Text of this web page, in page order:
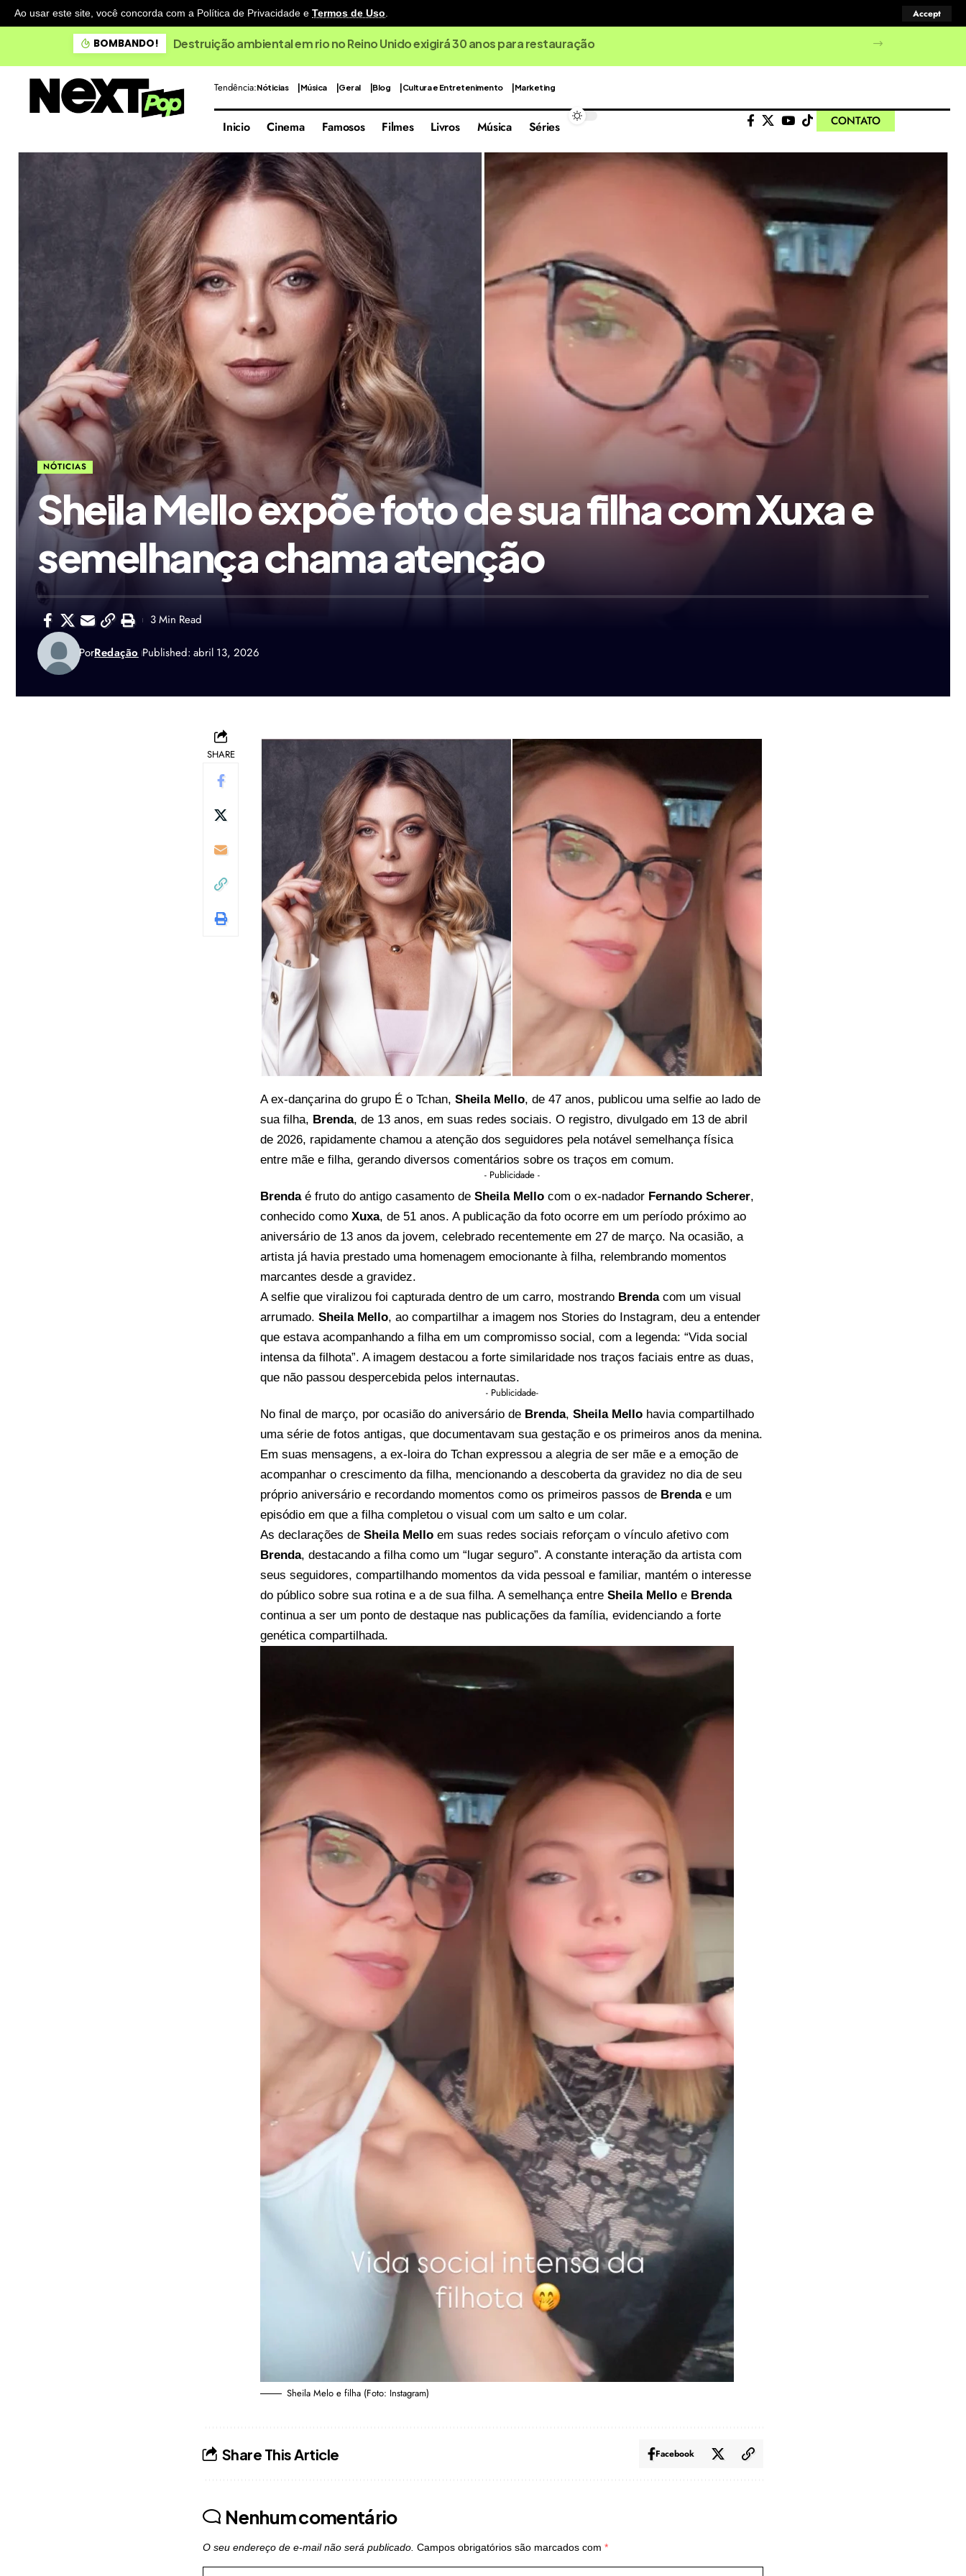
Ao usar este site, você concorda com a Política de Privacidade e Termos de Uso. Accept
BOMBANDO! Destruição ambiental em rio no Reino Unido exigirá 30 anos para restauração
Tendência:Nóticias Música Geral Blog Cultura e Entretenimento Marketing
Inicio Cinema Famosos Filmes Livros Música Séries CONTATO
NÓTICIAS
Sheila Mello expõe foto de sua filha com Xuxa e
semelhança chama atenção
PorRedação Published: abril 13, 2026
3 Min Read
SHARE
A ex-dançarina do grupo É o Tchan, Sheila Mello, de 47 anos, publicou uma selfie ao lado de
sua filha, Brenda, de 13 anos, em suas redes sociais. O registro, divulgado em 13 de abril
de 2026, rapidamente chamou a atenção dos seguidores pela notável semelhança física
entre mãe e filha, gerando diversos comentários sobre os traços em comum.
- Publicidade -
Brendaé fruto do antigo casamento de Sheila Mello com o ex-nadador Fernando Scherer,
conhecido como Xuxa, de 51 anos. A publicação da foto ocorre em um período próximo ao
aniversário de 13 anos da jovem, celebrado recentemente em 27 de março. Na ocasião, a
artista já havia prestado uma homenagem emocionante à filha, relembrando momentos
marcantes desde a gravidez.
A selfie que viralizou foi capturada dentro de um carro, mostrando Brendacom um visual
arrumado. Sheila Mello, ao compartilhar a imagem nos Stories do Instagram, deu a entender
que estava acompanhando a filha em um compromisso social, com a legenda: “Vida social
intensa da filhota”. A imagem destacou a forte similaridade nos traços faciais entre as duas,
que não passou despercebida pelos internautas.
- Publicidade-
No final de março, por ocasião do aniversário de Brenda, Sheila Mello havia compartilhado
uma série de fotos antigas, que documentavam sua gestação e os primeiros anos da menina.
Em suas mensagens, a ex-loira do Tchan expressou a alegria de ser mãe e a emoção de
acompanhar o crescimento da filha, mencionando a descoberta da gravidez no dia de seu
próprio aniversário e recordando momentos como os primeiros passos de Brendae um
episódio em que a filha completou o visual com um salto e um colar.
As declarações de Sheila Mello em suas redes sociais reforçam o vínculo afetivo com
Brenda, destacando a filha como um “lugar seguro”. A constante interação da artista com
seus seguidores, compartilhando momentos da vida pessoal e familiar, mantém o interesse
do público sobre sua rotina e a de sua filha. A semelhança entre Sheila Mello e Brenda
continua a ser um ponto de destaque nas publicações da família, evidenciando a forte
genética compartilhada.
Sheila Melo e filha (Foto: Instagram)
Share This Article Facebook
Nenhum comentário
O seu endereço de e-mail não será publicado. Campos obrigatórios são marcados com *